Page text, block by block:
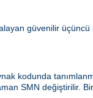
güvenilir
kodunda
SMN değiştirilir.